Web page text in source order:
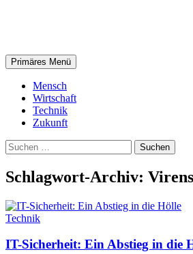
Suchen
Primäres Menü
Mensch
Wirtschaft
Technik
Zukunft
Suchen
nach:
Schlagwort-Archiv:
Technik
IT-Sicherheit: Ein Abstieg in die